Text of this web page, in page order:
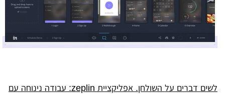
לשים דברים על השולחן. אפליקציית zeplin: עבודה נינוחה עם